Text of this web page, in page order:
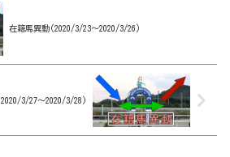
在籍馬異動(2020/3/23～2020/3/26)
3/27～2020/3/28)